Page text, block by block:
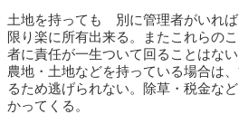
土地を持っても 別に管理者がいれ
限り楽に所有出来る。またこれらの
者に責任が一生ついて回ることはな
農地・土地などを持っている場合は
るため逃げられない。除草・税金な
かってくる。